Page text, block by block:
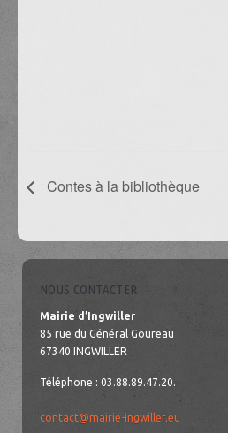
Contes à la bibliothèque
NOUS CONTACTER
Mairie d’Ingwiller
85 rue du Général Goureau
67340 INGWILLER
Téléphone : 03.88.89.47.20.
contact@mairie-ingwiller.eu